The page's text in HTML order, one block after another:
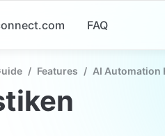
FAQ
/ Features / AI Automation